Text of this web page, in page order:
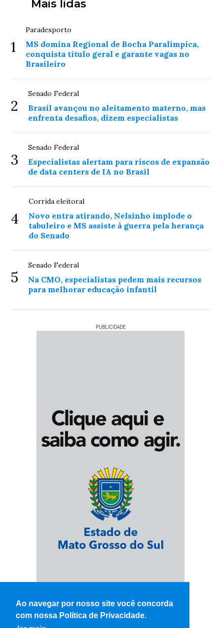
Ao navegar por nosso site você concorda
com nossa Política de Privacidade.
Mais lidas
1
Paradesporto
MS domina Regional de Bocha Paralímpica,
conquista título geral e garante vagas no
Brasileiro
2
Senado Federal
Brasil avançou no aleitamento materno, mas
enfrenta desafios, dizem especialistas
3
Senado Federal
Especialistas alertam para riscos de expansão
de data centers de IA no Brasil
4
Corrida eleitoral
Novo entra atirando, Nelsinho implode o
tabuleiro e MS assiste à guerra pela herança
do Senado
5
Senado Federal
Na CMO, especialistas pedem mais recursos
para melhorar educação infantil
PUBLICIDADE